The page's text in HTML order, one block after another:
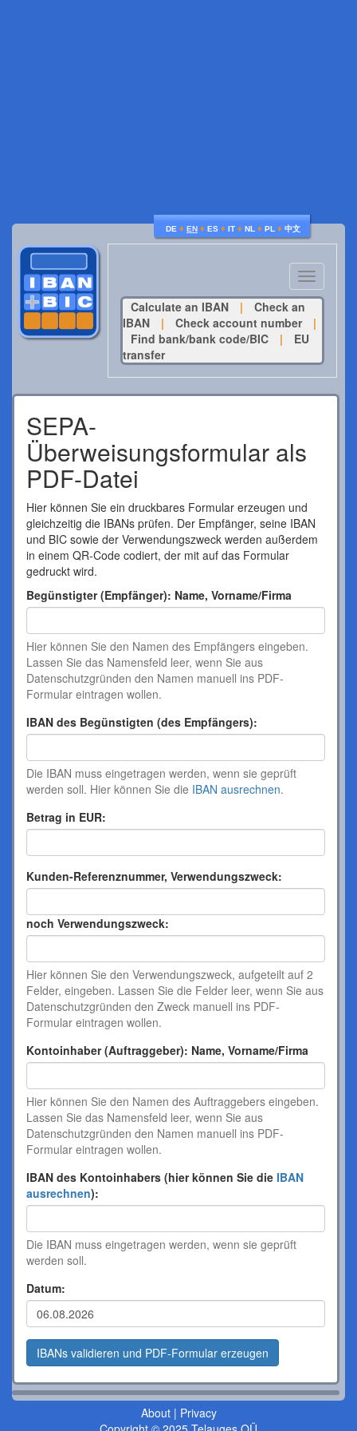
DE ♦ EN ♦ ES ♦ IT ♦ NL ♦ PL ♦ 中文
Toggle
navigation
Calculate an IBAN
|
Check an
IBAN
| Check account number
|
Find bank/bank code/BIC
|
EU
transfer
SEPA-
Überweisungsformular als
PDF-Datei
Hier können Sie ein druckbares Formular erzeugen und
gleichzeitig die IBANs prüfen. Der Empfänger, seine IBAN
und BIC sowie der Verwendungszweck werden außerdem
in einem QR-Code codiert, der mit auf das Formular
gedruckt wird.
Begünstigter (Empfänger): Name, Vorname/Firma
Hier können Sie den Namen des Empfängers eingeben.
Lassen Sie das Namensfeld leer, wenn Sie aus
Datenschutzgründen den Namen manuell ins PDF-
Formular eintragen wollen.
IBAN des Begünstigten (des Empfängers):
Die IBAN muss eingetragen werden, wenn sie geprüft
werden soll. Hier können Sie die IBAN ausrechnen.
Betrag in EUR:
Kunden-Referenznummer, Verwendungszweck:
noch Verwendungszweck:
Hier können Sie den Verwendungszweck, aufgeteilt auf 2
Felder, eingeben. Lassen Sie die Felder leer, wenn Sie aus
Datenschutzgründen den Zweck manuell ins PDF-
Formular eintragen wollen.
Kontoinhaber (Auftraggeber): Name, Vorname/Firma
Hier können Sie den Namen des Auftraggebers eingeben.
Lassen Sie das Namensfeld leer, wenn Sie aus
Datenschutzgründen den Namen manuell ins PDF-
Formular eintragen wollen.
IBAN des Kontoinhabers (hier können Sie die IBAN
ausrechnen):
Die IBAN muss eingetragen werden, wenn sie geprüft
werden soll.
Datum:
About| Privacy